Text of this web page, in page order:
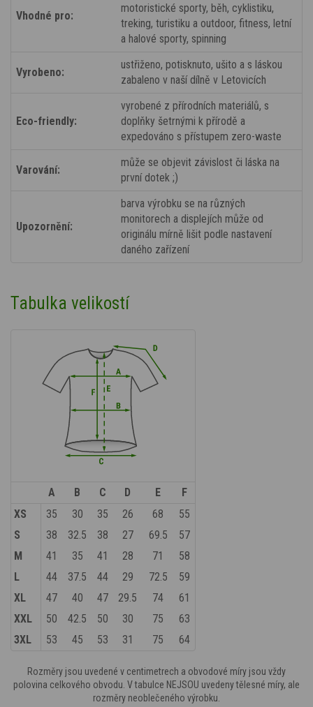
Vhodné pro:
motoristické sporty, běh, cyklistiku,
treking, turistiku a outdoor, fitness, letní
a halové sporty, spinning
Vyrobeno:
ustřiženo, potisknuto, ušito a s láskou
zabaleno v naší dílně v Letovicích
Eco-friendly:
vyrobené z přírodních materiálů, s
doplňky šetrnými k přírodě a
expedováno s přístupem zero-waste
Varování:
může se objevit závislost či láska na
první dotek ;)
Upozornění:
barva výrobku se na různých
monitorech a displejích může od
originálu mírně lišit podle nastavení
daného zařízení
Tabulka velikostí
A B C D E
F
XS
35 30 35 26 68
55
S
38 32.5 38 27 69.5
57
M
41 35 41 28 71
58
L
44 37.5 44 29 72.5
59
XL
47 40 47 29.5 74
61
XXL
50 42.5 50 30 75
63
3XL
53 45 53 31 75 64
Rozměry jsou uvedené v centimetrech a obvodové míry jsou vždy
polovina celkového obvodu. V tabulce NEJSOU uvedeny tělesné míry, ale
rozměry neoblečeného výrobku.